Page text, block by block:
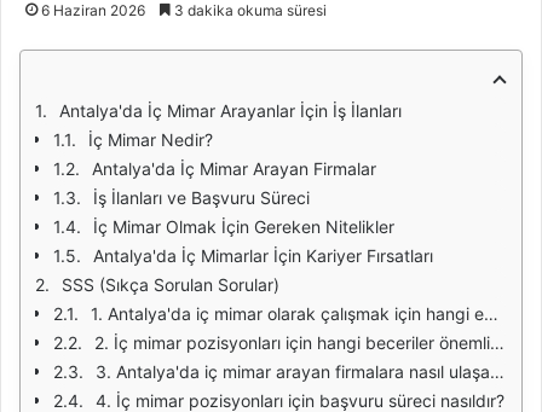
6 Haziran 2026 3 dakika okuma süresi
Antalya'da İç Mimar Arayanlar İçin İş İlanları
İç Mimar Nedir?
Antalya'da İç Mimar Arayan Firmalar
İş İlanları ve Başvuru Süreci
İç Mimar Olmak İçin Gereken Nitelikler
Antalya'da İç Mimarlar İçin Kariyer Fırsatları
SSS (Sıkça Sorulan Sorular)
1. Antalya'da iç mimar olarak çalışmak için hangi eğitim gereklidir?
2. İç mimar pozisyonları için hangi beceriler önemlidir?
3. Antalya'da iç mimar arayan firmalara nasıl ulaşabilirim?
4. İç mimar pozisyonları için başvuru süreci nasıldır?